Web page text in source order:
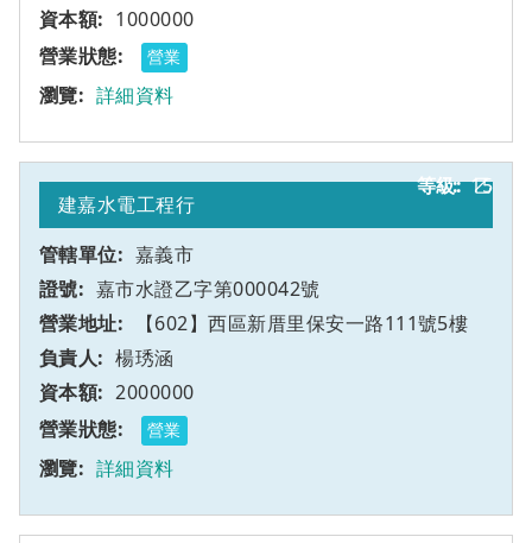
1000000
營業
詳細資料
15
建嘉水電工程行
嘉義市
嘉市水證乙字第000042號
【602】西區新厝里保安一路111號5樓
乙
楊琇涵
2000000
營業
詳細資料